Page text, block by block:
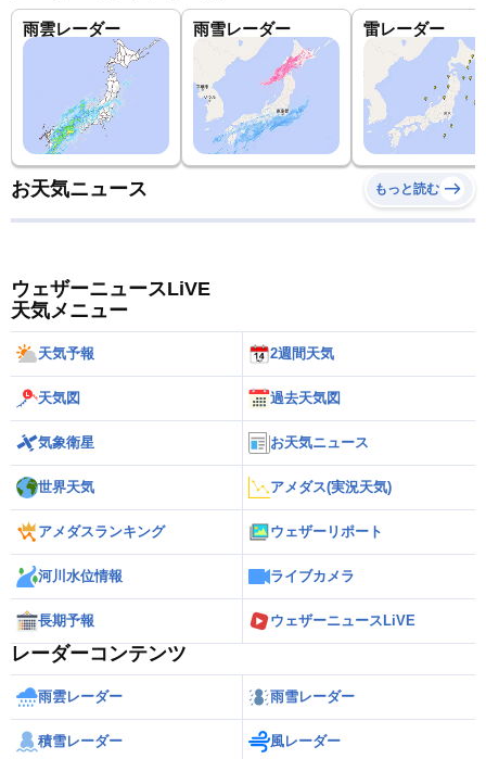
雨雲レーダー 雨雪レーダー 雷レーダー
お天気ニュース もっと読む
ウェザーニュースLiVE
天気メニュー
天気予報 2週間天気
天気図 過去天気図
気象衛星 お天気ニュース
世界天気 アメダス(実況天気)
アメダスランキング ウェザーリポート
河川水位情報 ライブカメラ
長期予報 ウェザーニュースLiVE
レーダーコンテンツ
雨雲レーダー 雨雪レーダー
積雪レーダー 風レーダー